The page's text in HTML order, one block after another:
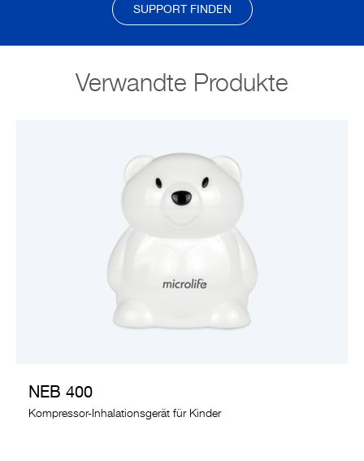
SUPPORT FINDEN
Verwandte Produkte
NEB 400
Kompressor-Inhalationsgerät für Kinder
PRODUKT ANSEHEN